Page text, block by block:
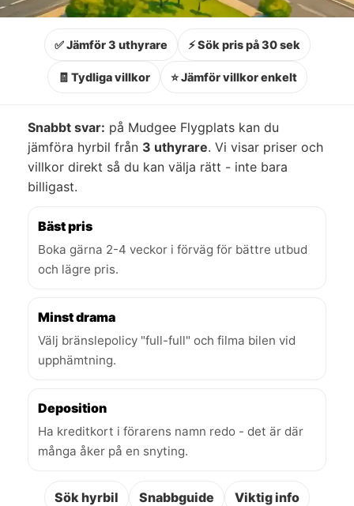
✅ Jämför 3 uthyrare ⚡ Sök pris på 30 sek
🧾 Tydliga villkor ⭐ Jämför villkor enkelt
Snabbt svar: på Mudgee Flygplats kan du
jämföra hyrbil från 3 uthyrare. Vi visar priser och
villkor direkt så du kan välja rätt - inte bara
billigast.
Bäst pris
Boka gärna 2-4 veckor i förväg för bättre utbud
och lägre pris.
Minst drama
Välj bränslepolicy "full-full" och filma bilen vid
upphämtning.
Deposition
Ha kreditkort i förarens namn redo - det är där
många åker på en snyting.
Sök hyrbil Snabbguide Viktig info